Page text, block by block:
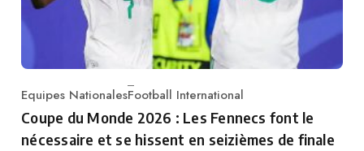
Category
Equipes NationalesFootball International
Coupe du Monde 2026 : Les Fennecs font le
nécessaire et se hissent en seizièmes de finale